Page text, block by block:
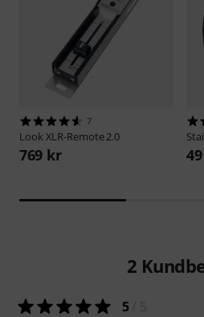
7
LookXLR-Remote 2.0
769 kr
2
5/ 5